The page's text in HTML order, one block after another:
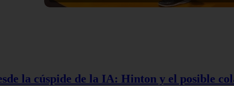
la cúspide de la IA: Hinton y el posible